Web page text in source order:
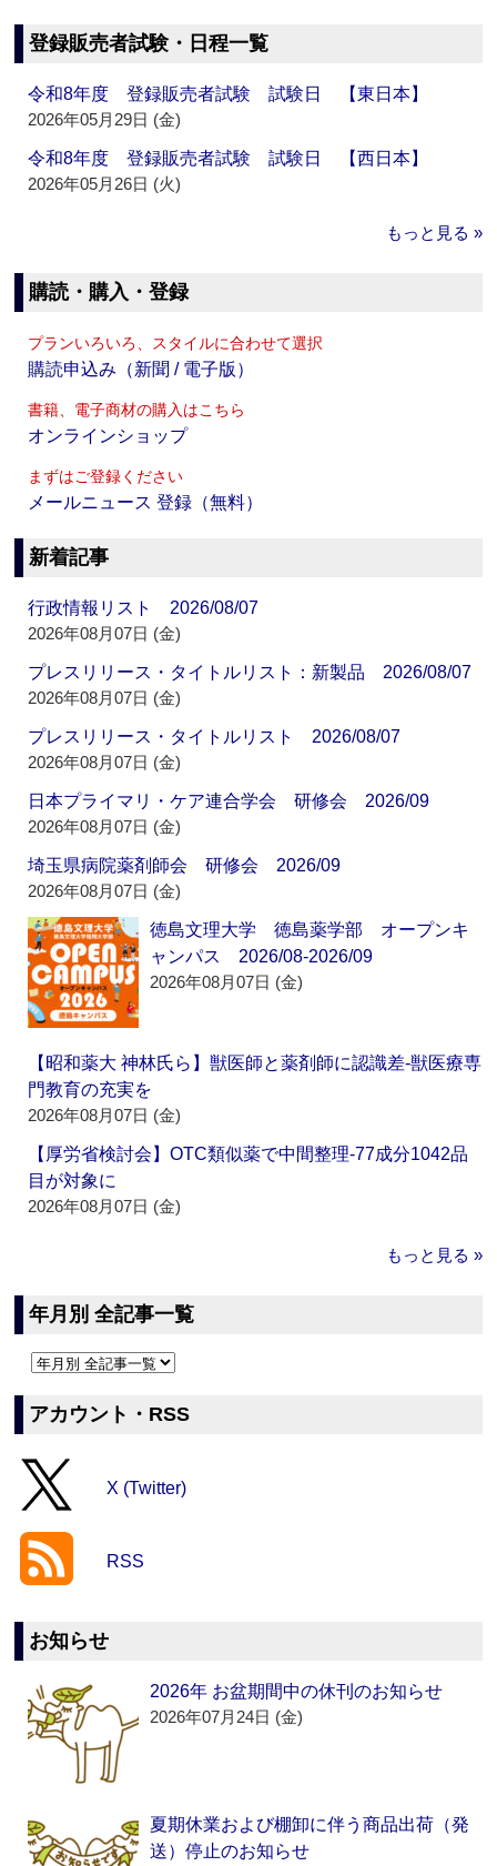
登録販売者試験・日程一覧
令和8年度 登録販売者試験 試験日 【東日本】
2026年05月29日 (金)
令和8年度 登録販売者試験 試験日 【西日本】
2026年05月26日 (火)
もっと見る »
購読・購入・登録
プランいろいろ、スタイルに合わせて選択
購読申込み（新聞 / 電子版）
書籍、電子商材の購入はこちら
オンラインショップ
まずはご登録ください
メールニュース 登録（無料）
新着記事
行政情報リスト 2026/08/07
2026年08月07日 (金)
プレスリリース・タイトルリスト：新製品 2026/08/07
2026年08月07日 (金)
プレスリリース・タイトルリスト 2026/08/07
2026年08月07日 (金)
日本プライマリ・ケア連合学会 研修会 2026/09
2026年08月07日 (金)
埼玉県病院薬剤師会 研修会 2026/09
2026年08月07日 (金)
徳島文理大学 徳島薬学部 オープンキ
ャンパス 2026/08-2026/09
2026年08月07日 (金)
【昭和薬大 神林氏ら】獣医師と薬剤師に認識差‐獣医療専
門教育の充実を
2026年08月07日 (金)
【厚労省検討会】OTC類似薬で中間整理‐77成分1042品
目が対象に
2026年08月07日 (金)
もっと見る »
年月別 全記事一覧
アカウント・RSS
X (Twitter)
RSS
お知らせ
2026年 お盆期間中の休刊のお知らせ
2026年07月24日 (金)
夏期休業および棚卸に伴う商品出荷（発
送）停止のお知らせ